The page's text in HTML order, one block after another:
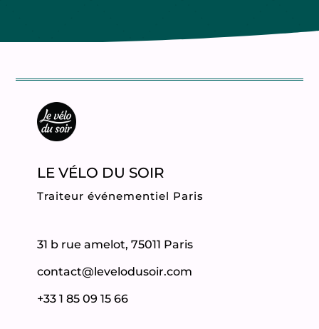
LE VÉLO DU SOIR
Traiteur événementiel Paris
31 b rue amelot, 75011 Paris
contact@levelodusoir.com
+33 1 85 09 15 66